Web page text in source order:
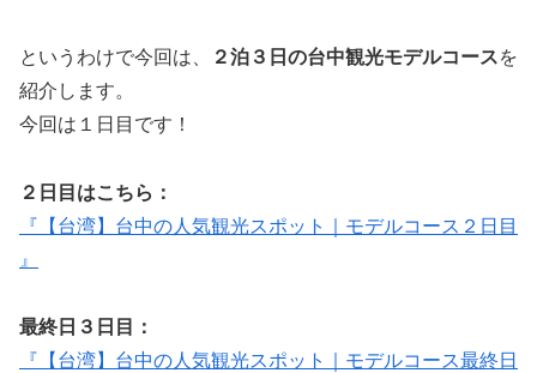
というわけで今回は、 ２泊３日の台中観光モデルコースを
紹介します。
今回は１日目です！
２日目はこちら：
『【台湾】台中の人気観光スポット｜モデルコース２日目
』
最終日３日目：
『【台湾】台中の人気観光スポット｜モデルコース最終日